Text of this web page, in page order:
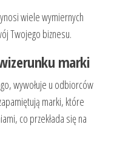
wiele wymiernych
Twojego biznesu.
marki
wywołuje u odbiorców
marki, które
co przekłada się na